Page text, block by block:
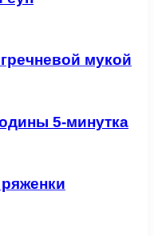
мукой
5-минутка